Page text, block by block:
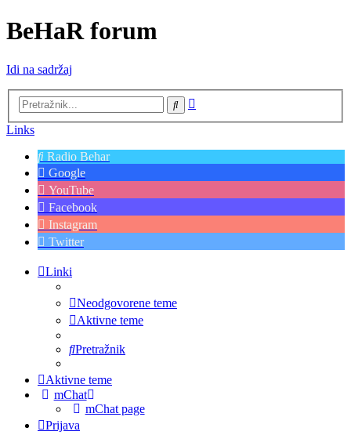
BeHaR forum
Idi na sadržaj
Pretražnik
Links
Radio Behar
Google
YouTube
Facebook
Instagram
Twitter
Linki
Neodgovorene teme
Aktivne teme
Pretražnik
Aktivne teme
mChat
mChat page
Prijava